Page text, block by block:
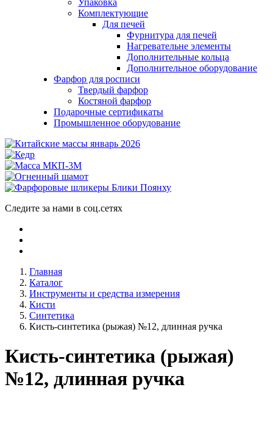
Упаковка
Комплектующие
Для печей
Фурнитура для печей
Нагревательне элементы
Дополнительные кольца
Дополнительное оборудование
Фарфор для росписи
Твердый фарфор
Костяной фарфор
Подарочные сертификаты
Промышленное оборудование
Следите за нами в соц.сетях
Главная
Каталог
Инструменты и средства измерения
Кисти
Синтетика
Кисть-синтетика (рыжая) №12, длинная ручка
Кисть-синтетика (рыжая)
№12, длинная ручка